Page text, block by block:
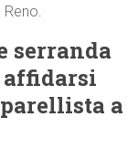
serranda
affidarsi
a